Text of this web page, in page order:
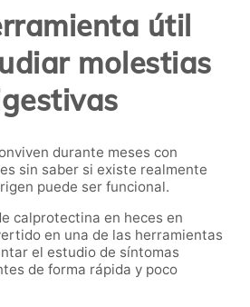
útil
molestias
durante meses con
sin saber si existe realmente
puede ser funcional.
calprotectina en heces en
en una de las herramientas
el estudio de síntomas
de forma rápida y poco